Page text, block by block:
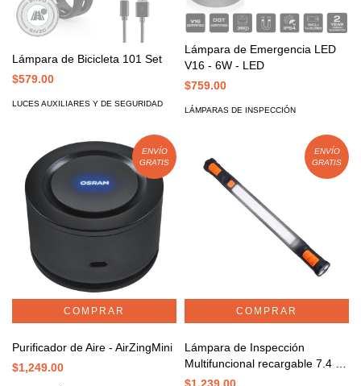
Lámpara de Bicicleta 101 Set
$579.00
LUCES AUXILIARES Y DE SEGURIDAD
Lámpara de Emergencia LED
V16 - 6W - LED
$759.00
LÁMPARAS DE INSPECCIÓN
ENVÍO
GRATIS
Purificador de Aire - AirZingMini
$1,249.00
ENVÍO
GRATIS
Lámpara de Inspección
Multifuncional recargable 7.4 V
- LEDIL 407